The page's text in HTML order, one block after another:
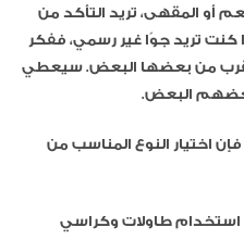
أو المقهى، تريد التأكد من
كنت تريد جوًا غير رسمي، ففكر
من بعضها البعض. سيعطي
البعض.
اختيار النوع المناسب من
استخدام طاولات وكراسي